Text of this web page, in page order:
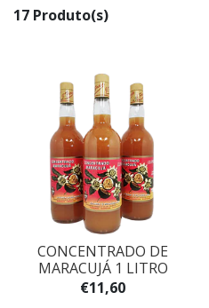
17 Produto(s)
CONCENTRADO DE
MARACUJÁ 1 LITRO
€11,60